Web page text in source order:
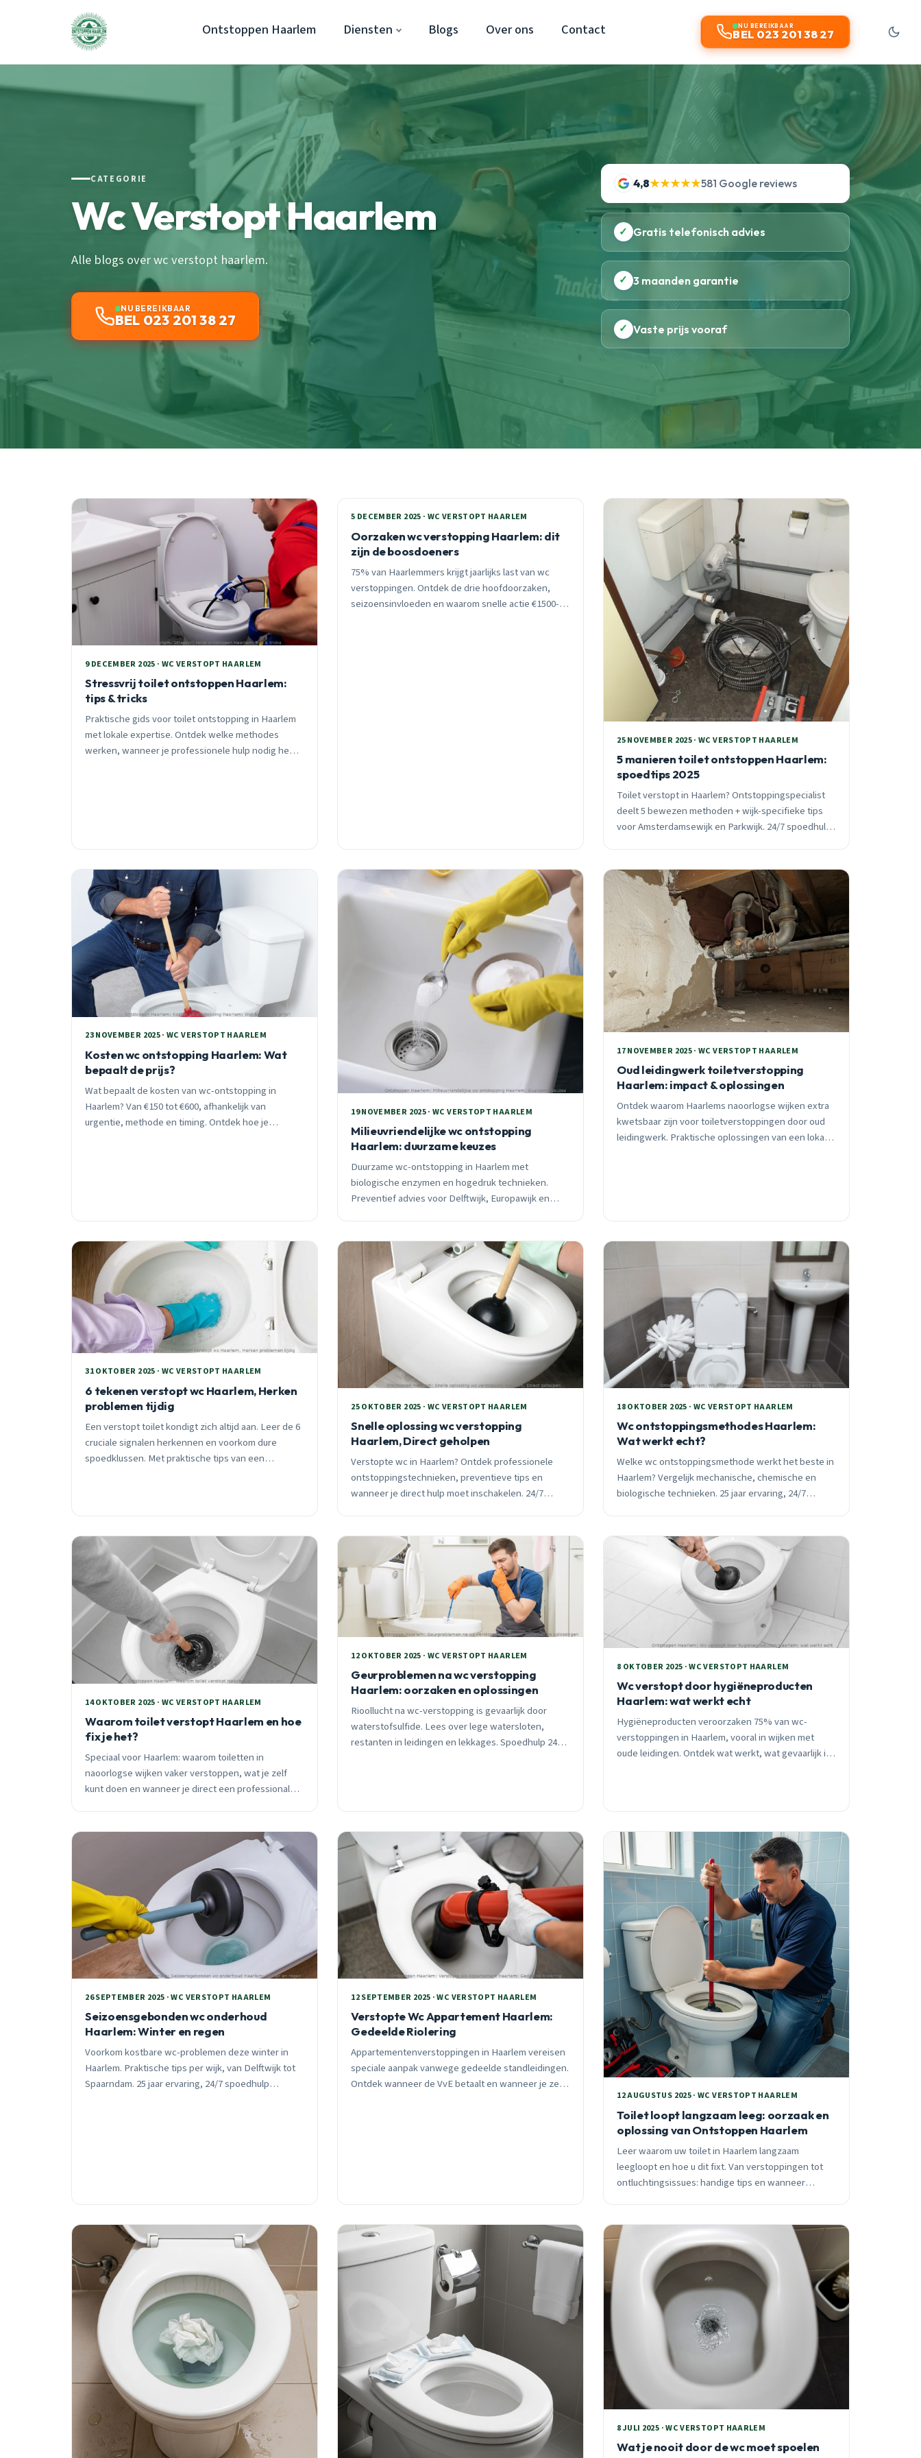
Ontstoppen Haarlem Diensten Blogs Over ons Contact NU BEREIKBAAR
BEL 023 201 38 27
CATEGORIE
Wc Verstopt Haarlem
Alle blogs over wc verstopt haarlem.
NU BEREIKBAAR
BEL 023 201 38 27
4,8★★★★★581 Google reviews
✓ Gratis telefonisch advies
✓ 3 maanden garantie
✓ Vaste prijs vooraf
9 DECEMBER 2025 · WC VERSTOPT HAARLEM
Stressvrij toilet ontstoppen Haarlem:
tips & tricks
Praktische gids voor toilet ontstopping in Haarlem
met lokale expertise. Ontdek welke methodes
werken, wanneer je professionele hulp nodig hebt,
5 DECEMBER 2025 · WC VERSTOPT HAARLEM
Oorzaken wc verstopping Haarlem: dit
zijn de boosdoeners
75% van Haarlemmers krijgt jaarlijks last van wc
verstoppingen. Ontdek de drie hoofdoorzaken,
seizoensinvloeden en waarom snelle actie €1500-
25 NOVEMBER 2025 · WC VERSTOPT HAARLEM
5 manieren toilet ontstoppen Haarlem:
spoedtips 2025
Toilet verstopt in Haarlem? Ontstoppingspecialist
deelt 5 bewezen methoden + wijk-specifieke tips
voor Amsterdamsewijk en Parkwijk. 24/7 spoedhulp
23 NOVEMBER 2025 · WC VERSTOPT HAARLEM
Kosten wc ontstopping Haarlem: Wat
bepaalt de prijs?
Wat bepaalt de kosten van wc-ontstopping in
Haarlem? Van €150 tot €600, afhankelijk van
urgentie, methode en timing. Ontdek hoe je
19 NOVEMBER 2025 · WC VERSTOPT HAARLEM
Milieuvriendelijke wc ontstopping
Haarlem: duurzame keuzes
Duurzame wc-ontstopping in Haarlem met
biologische enzymen en hogedruk technieken.
Preventief advies voor Delftwijk, Europawijk en
17 NOVEMBER 2025 · WC VERSTOPT HAARLEM
Oud leidingwerk toiletverstopping
Haarlem: impact & oplossingen
Ontdek waarom Haarlems naoorlogse wijken extra
kwetsbaar zijn voor toiletverstoppingen door oud
leidingwerk. Praktische oplossingen van een lokale
31 OKTOBER 2025 · WC VERSTOPT HAARLEM
6 tekenen verstopt wc Haarlem, Herken
problemen tijdig
Een verstopt toilet kondigt zich altijd aan. Leer de 6
cruciale signalen herkennen en voorkom dure
spoedklussen. Met praktische tips van een
25 OKTOBER 2025 · WC VERSTOPT HAARLEM
Snelle oplossing wc verstopping
Haarlem, Direct geholpen
Verstopte wc in Haarlem? Ontdek professionele
ontstoppingstechnieken, preventieve tips en
wanneer je direct hulp moet inschakelen. 24/7
18 OKTOBER 2025 · WC VERSTOPT HAARLEM
Wc ontstoppingsmethodes Haarlem:
Wat werkt echt?
Welke wc ontstoppingsmethode werkt het beste in
Haarlem? Vergelijk mechanische, chemische en
biologische technieken. 25 jaar ervaring, 24/7
14 OKTOBER 2025 · WC VERSTOPT HAARLEM
Waarom toilet verstopt Haarlem en hoe
fix je het?
Speciaal voor Haarlem: waarom toiletten in
naoorlogse wijken vaker verstoppen, wat je zelf
kunt doen en wanneer je direct een professional
12 OKTOBER 2025 · WC VERSTOPT HAARLEM
Geurproblemen na wc verstopping
Haarlem: oorzaken en oplossingen
Rioollucht na wc-verstopping is gevaarlijk door
waterstofsulfide. Lees over lege watersloten,
restanten in leidingen en lekkages. Spoedhulp 24/7
8 OKTOBER 2025 · WC VERSTOPT HAARLEM
Wc verstopt door hygiëneproducten
Haarlem: wat werkt echt
Hygiëneproducten veroorzaken 75% van wc-
verstoppingen in Haarlem, vooral in wijken met
oude leidingen. Ontdek wat werkt, wat gevaarlijk is,
26 SEPTEMBER 2025 · WC VERSTOPT HAARLEM
Seizoensgebonden wc onderhoud
Haarlem: Winter en regen
Voorkom kostbare wc-problemen deze winter in
Haarlem. Praktische tips per wijk, van Delftwijk tot
Spaarndam. 25 jaar ervaring, 24/7 spoedhulp
12 SEPTEMBER 2025 · WC VERSTOPT HAARLEM
Verstopte Wc Appartement Haarlem:
Gedeelde Riolering
Appartementenverstoppingen in Haarlem vereisen
speciale aanpak vanwege gedeelde standleidingen.
Ontdek wanneer de VvE betaalt en wanneer je zelf
12 AUGUSTUS 2025 · WC VERSTOPT HAARLEM
Toilet loopt langzaam leeg: oorzaak en
oplossing van Ontstoppen Haarlem
Leer waarom uw toilet in Haarlem langzaam
leegloopt en hoe u dit fixt. Van verstoppingen tot
ontluchtingsissues: handige tips en wanneer
8 JULI 2025 · WC VERSTOPT HAARLEM
Wat je nooit door de wc moet spoelen